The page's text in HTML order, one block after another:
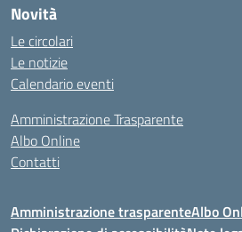
Novità
Le circolari
Le notizie
Calendario eventi
Amministrazione Trasparente
Albo Online
Contatti
Amministrazione trasparenteAlbo